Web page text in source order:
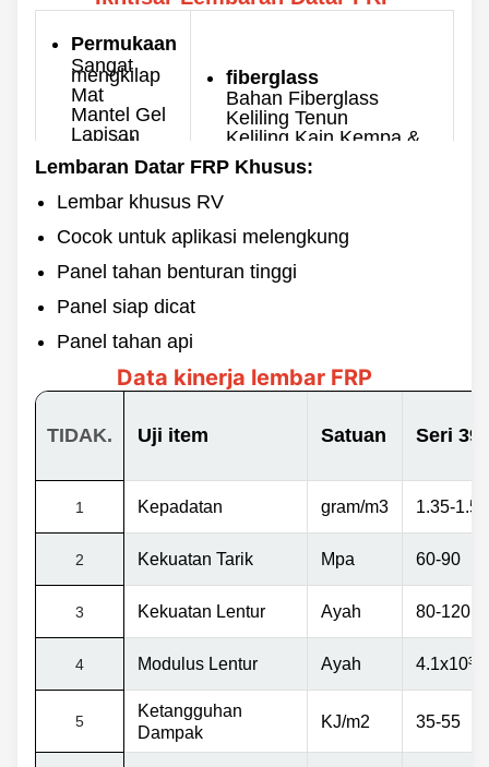
Permukaan
Sangat
mengkilap
Mat
Mantel Gel
Lapisan
non gel
Warna
Disesuaikan
Sisi
belakang
Kasar
fiberglass
Bahan Fiberglass
Keliling Tenun
Keliling Kain Kempa &
Tenun Fiberglass
Ketebalan
Maks. Lebar
3500mm
Panjang
Lembaran Datar FRP Khusus:
Lembar khusus RV
Cocok untuk aplikasi melengkung
Panel tahan benturan tinggi
Panel siap dicat
Panel tahan api
Data kinerja lembar FRP
TIDAK. Uji item Satuan Seri
1 Kepadatan gram/m3 1.35-1.5
2 Kekuatan Tarik Mpa 60-90
3 Kekuatan Lentur Ayah 80-120
4 Modulus Lentur Ayah 4.1x10³
5
Ketangguhan
Dampak
KJ/m2 35-55